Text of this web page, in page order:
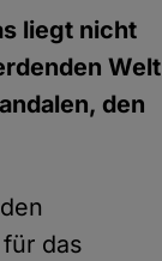
liegt nicht
Welt
den
für das